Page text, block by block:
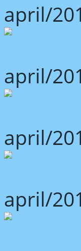
april/
april/
april/
april/